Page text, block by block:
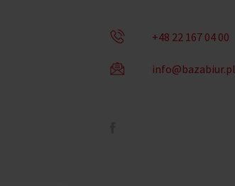
+48 22 167 04 00
info@bazabiur.pl